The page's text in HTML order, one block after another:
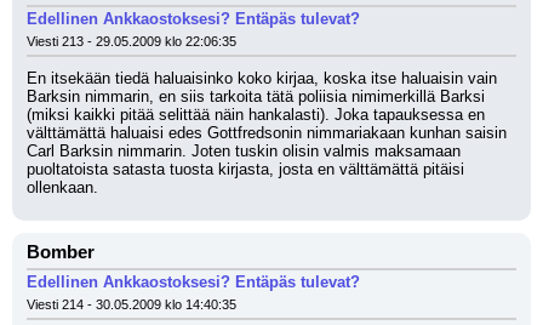
Edellinen Ankkaostoksesi? Entäpäs tulevat?
Viesti 213 - 29.05.2009 klo 22:06:35
En itsekään tiedä haluaisinko koko kirjaa, koska itse haluaisin vain
Barksin nimmarin, en siis tarkoita tätä poliisia nimimerkillä Barksi
(miksi kaikki pitää selittää näin hankalasti). Joka tapauksessa en
välttämättä haluaisi edes Gottfredsonin nimmariakaan kunhan saisin
Carl Barksin nimmarin. Joten tuskin olisin valmis maksamaan
puoltatoista satasta tuosta kirjasta, josta en välttämättä pitäisi
ollenkaan.
Bomber
Edellinen Ankkaostoksesi? Entäpäs tulevat?
Viesti 214 - 30.05.2009 klo 14:40:35